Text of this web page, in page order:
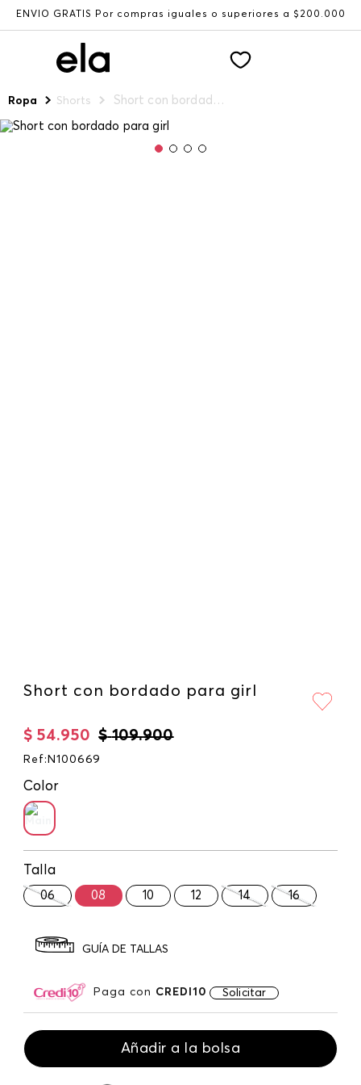
ENVÍO GRATIS Por compras iguales o superiores a $200.000
Ropa Shorts Short con bordado para girl
Short con bordado para girl
$ 109.900
$ 54.950
Ref : N100669
Color
Talla
06 08 10 12 14 16
GUÍA DE TALLAS
Paga con CREDI10 Solicitar
Añadir a la bolsa